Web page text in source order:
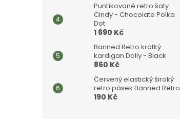
Puntíkované retro šaty
Cindy - Chocolate Polka
Dot
1 690 Kč
Banned Retro krátký
kardigan Dolly - Black
860 Kč
Červený elastický široký
retro pásek Banned Retro
190 Kč